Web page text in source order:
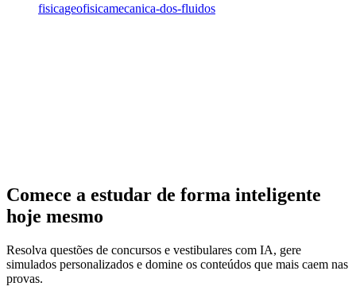
fisicageofisicamecanica-dos-fluidos
Comece a estudar de forma inteligente
hoje mesmo
Resolva questões de concursos e vestibulares com IA, gere
simulados personalizados e domine os conteúdos que mais caem nas
provas.